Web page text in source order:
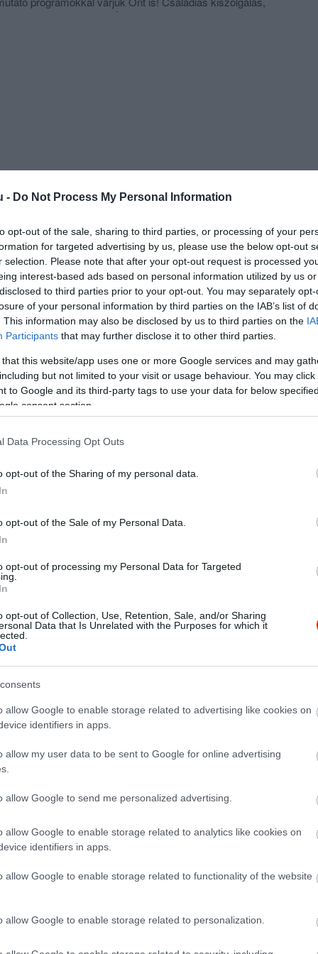
- Do Not Process My Personal Information
opt-out of the sale, sharing to third parties, or processing of your
for targeted advertising by us, please use the below opt-out
selection. Please note that after your opt-out request is processed
interest-based ads based on personal information utilized by us
to third parties prior to your opt-out. You may separately
of your personal information by third parties on the IAB’s list of
This information may also be disclosed by us to third parties on the
Participants that may further disclose it to other third parties.
that this website/app uses one or more Google services and may
but not limited to your visit or usage behaviour. You may
to Google and its third-party tags to use your data for below
consent section.
Data Processing Opt Outs
opt-out of the Sharing of my personal data.
opt-out of the Sale of my Personal Data.
opt-out of processing my Personal Data for Targeted
opt-out of Collection, Use, Retention, Sale, and/or Sharing
Data that Is Unrelated with the Purposes for which it
allow Google to enable storage related to advertising like cookies on
identifiers in apps.
allow my user data to be sent to Google for online advertising
allow Google to send me personalized advertising.
allow Google to enable storage related to analytics like cookies on
identifiers in apps.
allow Google to enable storage related to functionality of the website
allow Google to enable storage related to personalization.
a legkedvezőbb áron! Étlapunkon több mint 100 féle étel
30 éve rendszeresen igénybe veszem a szolgáltatásukat.
hiba volt... Sok sikert ezután is nekeik!
lassú rossz kiszolgálás. Az ételek
az ételt és 3 teljesen eltérő adagot kaptak. Az étlapon
az étlapon a hiány. Nekünk kell szólni , hogy rendelni
, mintha ott sem lettünk volna. Ezek után a rendelt italokat
volt a társaságban ,akiknek időben kellett volna étkezniük.
itt, az ételek igazi háziasak , bőséges adagokkal , viszont